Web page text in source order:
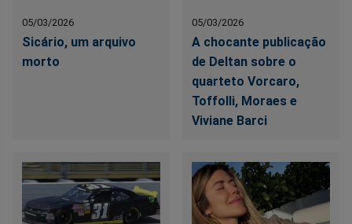
05/03/2026
Sicário, um arquivo
morto
05/03/2026
A chocante publicação
de Deltan sobre o
quarteto Vorcaro,
Toffolli, Moraes e
Viviane Barci